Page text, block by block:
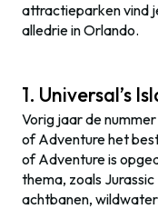
attractieparken vind
alledrie in Orlando.
1. Universal’s
Vorig jaar de
of Adventure het
of Adventure is
thema, zoals
achtbanen,